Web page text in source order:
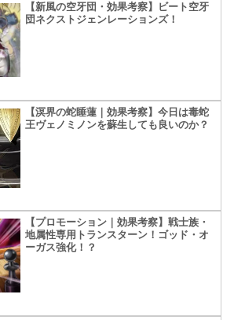
【新風の空牙団・効果考察】ビート空牙
団ネクストジェンレーションズ！
【溟界の蛇睡蓮｜効果考察】今日は毒蛇
王ヴェノミノンを蘇生しても良いのか？
【プロモーション｜効果考察】戦士族・
地属性専用トランスターン！ゴッド・オ
ーガス強化！？